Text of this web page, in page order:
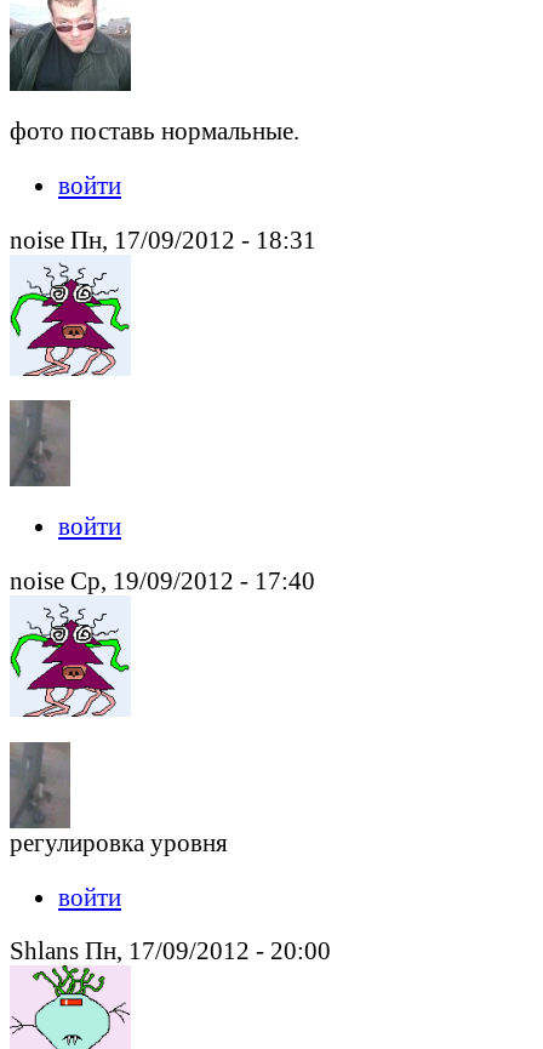
фото поставь нормальные.
войти
noise Пн, 17/09/2012 - 18:31
войти
noise Ср, 19/09/2012 - 17:40
регулировка уровня
войти
Shlans Пн, 17/09/2012 - 20:00